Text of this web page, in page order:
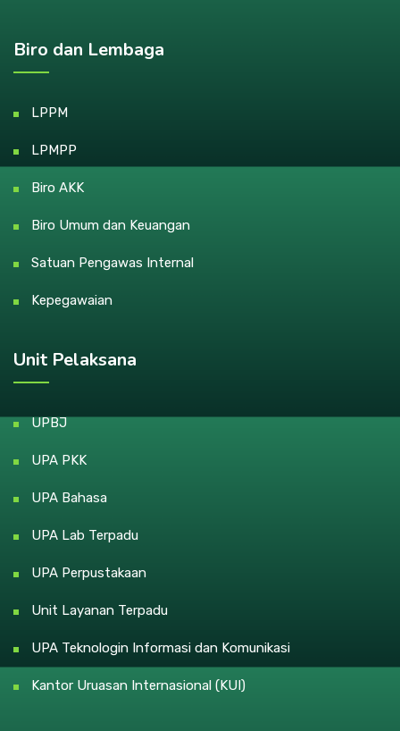
Biro dan Lembaga
LPPM
LPMPP
Biro AKK
Biro Umum dan Keuangan
Satuan Pengawas Internal
Kepegawaian
Unit Pelaksana
UPBJ
UPA PKK
UPA Bahasa
UPA Lab Terpadu
UPA Perpustakaan
Unit Layanan Terpadu
UPA Teknologin Informasi dan Komunikasi
Kantor Uruasan Internasional (KUI)